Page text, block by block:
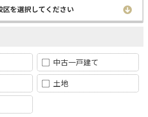
区を選択してください
中古一戸建て
土地